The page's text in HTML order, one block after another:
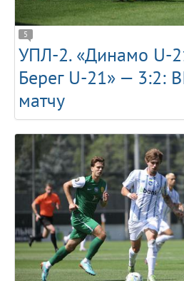
5
УПЛ-2. «Динамо U-
Берег U-21» — 3:2:
матчу